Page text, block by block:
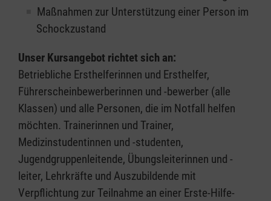
Maßnahmen zur Unterstützung einer Person im
Schockzustand
Unser Kursangebot richtet sich an:
Betriebliche Ersthelferinnen und Ersthelfer,
Führerscheinbewerberinnen und -bewerber (alle
Klassen) und alle Personen, die im Notfall helfen
möchten. Trainerinnen und Trainer,
Medizinstudentinnen und -studenten,
Jugendgruppenleitende, Übungsleiterinnen und -
leiter, Lehrkräfte und Auszubildende mit
Verpflichtung zur Teilnahme an einer Erste-Hilfe-